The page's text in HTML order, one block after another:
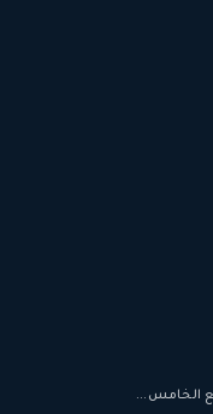
الخامس...